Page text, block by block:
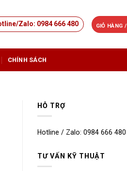
Zalo: 0984 666 480 GIỎ HÀNG /
CHÍNH SÁCH
HỖ TRỢ
Hotline / Zalo: 0984 666 480
TƯ VẤN KỸ THUẬT